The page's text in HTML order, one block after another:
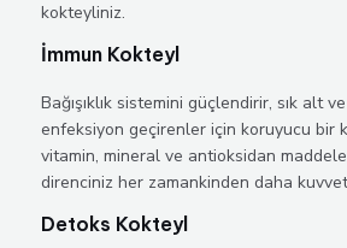
kokteyliniz.
İmmun Kokteyl
Bağışıklık sistemini güçlendirir, sık alt
enfeksiyon geçirenler için koruyucu bir
vitamin, mineral ve antioksidan
direnciniz her zamankinden daha
Detoks Kokteyl